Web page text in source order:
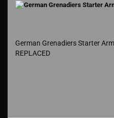
German Grenadiers Starter
REPLACED